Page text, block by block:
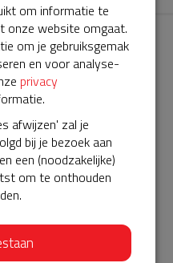
door de Hartstichting en
is AED360-ProCardio
en ontzorgen zij jou de
is gespecialiseerd in de
van Philips AED’s.
om informatie te
onze website omgaat.
om je gebruiksgemak
en voor analyse-
privacy
afwijzen' zal je
bij je bezoek aan
een (noodzakelijke)
om te onthouden